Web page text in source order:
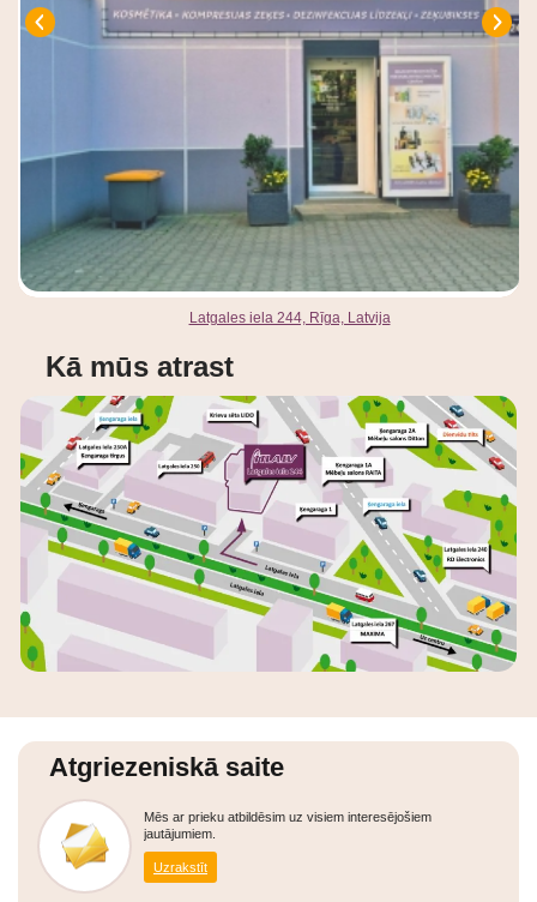
Latgales iela 244, Rīga, Latvija
Kā mūs atrast
Atgriezeniskā saite
Mēs ar prieku atbildēsim uz visiem interesējošiem
jautājumiem.
Uzrakstīt